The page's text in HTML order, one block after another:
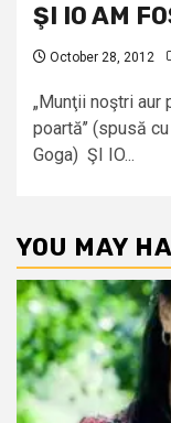
ŞI IO AM
October 28, 2012
„Munţii noştri
poartă’’ (spusă
Goga) ŞI IO...
YOU MAY